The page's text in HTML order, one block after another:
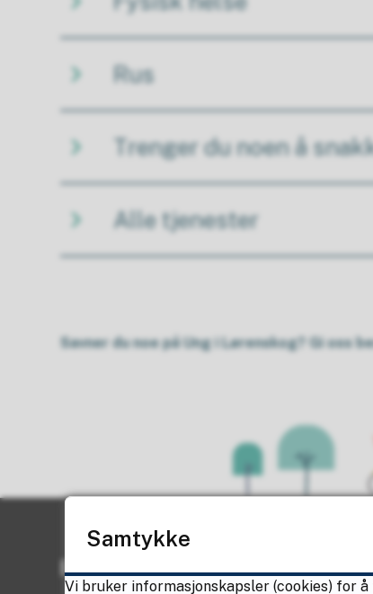
Rus
Trenger du noen å
Alle tjenester
Savner du noe på Ung i Lørenskog? Gi oss
Ring oss
Samtykke
Vi bruker informasjonskapsler (cookies) for